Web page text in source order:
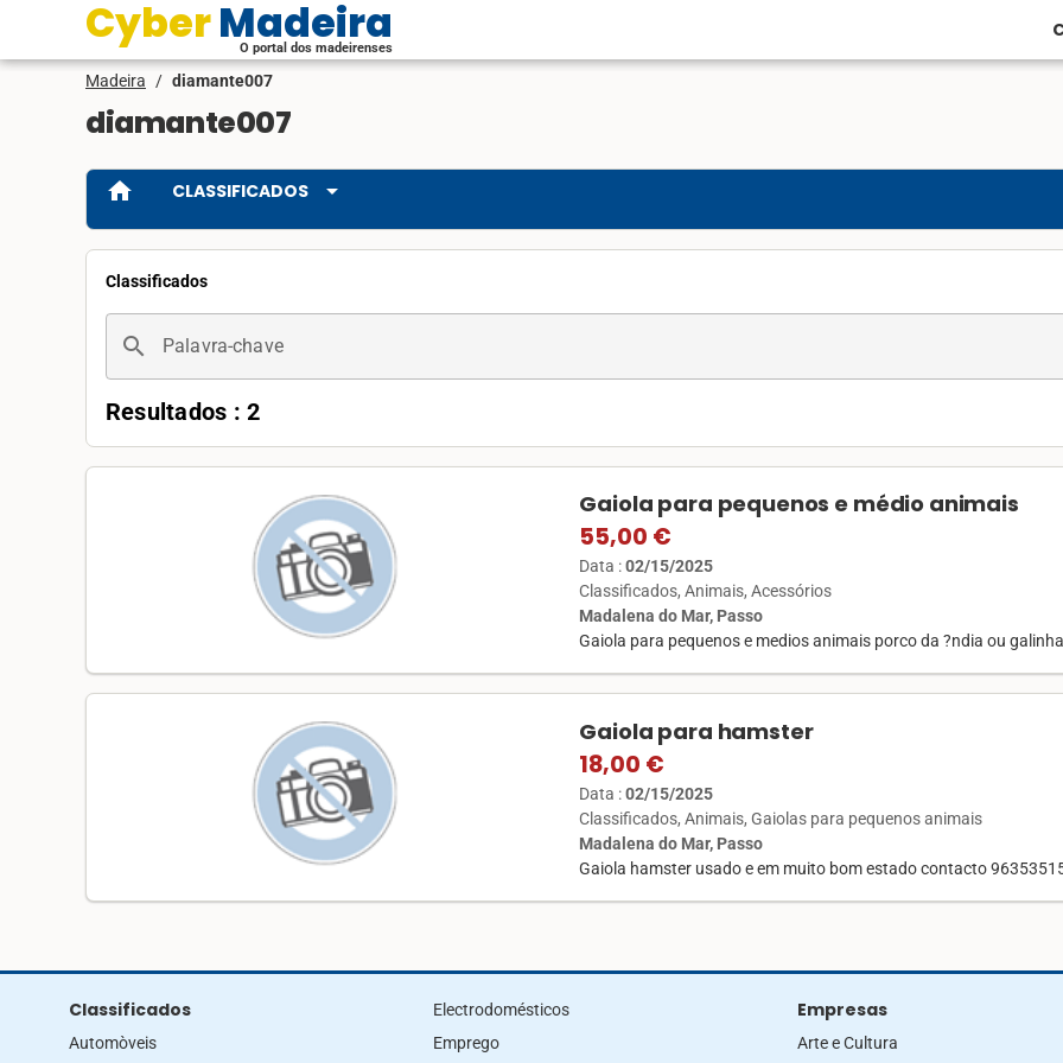
Cyber Madeira
O portal dos madeirenses
Madeira / diamante007
diamante007
home CLASSIFICADOS arrow_drop_down
Classificados
search Palavra-chave
Resultados : 2
Gaiola para pequenos e médio animais
55,00 €
Data :02/15/2025
Classificados Animais Acessórios
Madalena do Mar, Passo
Gaiola para pequenos e medios animais porco da ?ndia ou
Gaiola para hamster
18,00 €
Data :02/15/2025
Classificados Animais Gaiolas para pequenos animais
Madalena do Mar, Passo
Gaiola hamster usado e em muito bom estado contacto
Classificados
Automòveis
Electrodomésticos
Emprego
Empresas
Arte e Cultura